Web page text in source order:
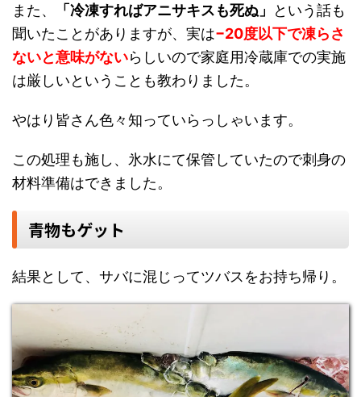
また、 「冷凍すればアニサキスも死ぬ」
という話も
聞いたことがありますが、実は−20度以下で凍らさ
ないと意味がないらしいので家庭用冷蔵庫での実施
は厳しいということも教わりました。
やはり皆さん色々知っていらっしゃいます。
この処理も施し、氷水にて保管していたので刺身の
材料準備はできました。
青物もゲット
結果として、サバに混じってツバスをお持ち帰り。